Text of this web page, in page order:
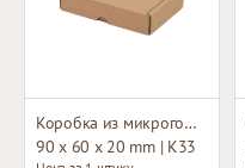
Коробка из микрогофрокартона
90 x 60 x 20 mm | K33